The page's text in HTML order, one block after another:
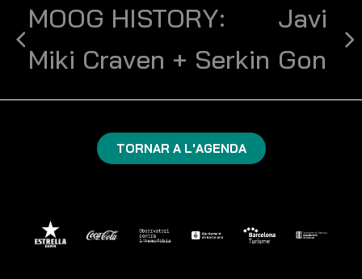
MOOG HISTORY:
Miki Craven + Serkin
Javi
Gon
TORNAR A L'AGENDA